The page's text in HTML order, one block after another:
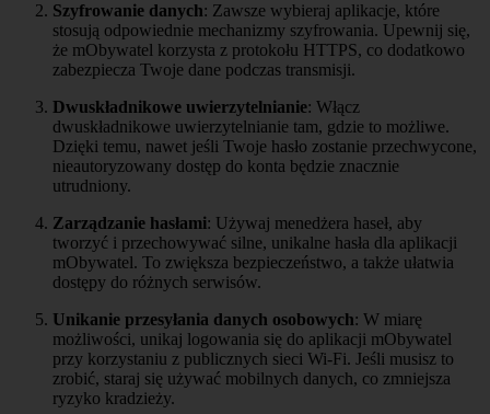
Szyfrowanie danych: Zawsze wybieraj aplikacje, które
stosują odpowiednie mechanizmy szyfrowania. Upewnij się,
że mObywatel korzysta z protokołu HTTPS, co dodatkowo
zabezpiecza Twoje dane podczas transmisji.
Dwuskładnikowe uwierzytelnianie: Włącz
dwuskładnikowe uwierzytelnianie tam, gdzie to możliwe.
Dzięki temu, nawet jeśli Twoje hasło zostanie przechwycone,
nieautoryzowany dostęp do konta będzie znacznie
utrudniony.
Zarządzanie hasłami: Używaj menedżera haseł, aby
tworzyć i przechowywać silne, unikalne hasła dla aplikacji
mObywatel. To zwiększa bezpieczeństwo, a także ułatwia
dostępy do różnych serwisów.
Unikanie przesyłania danych osobowych: W miarę
możliwości, unikaj logowania się do aplikacji mObywatel
przy korzystaniu z publicznych sieci Wi-Fi. Jeśli musisz to
zrobić, staraj się używać mobilnych danych, co zmniejsza
ryzyko kradzieży.